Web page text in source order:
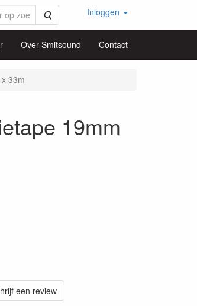
Zoeken Inloggen
Over Smitsound Contact
33m
19mm
een review